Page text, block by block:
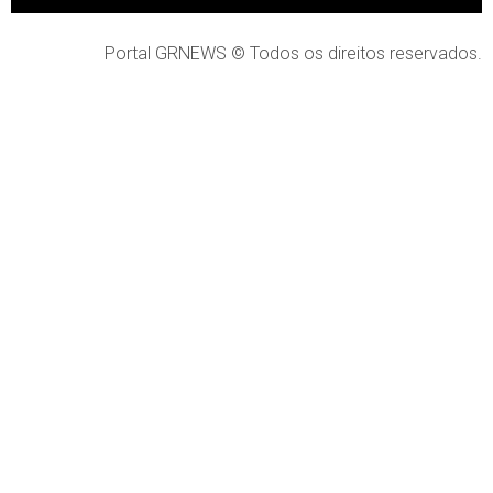
Portal GRNEWS © Todos os direitos reservados.